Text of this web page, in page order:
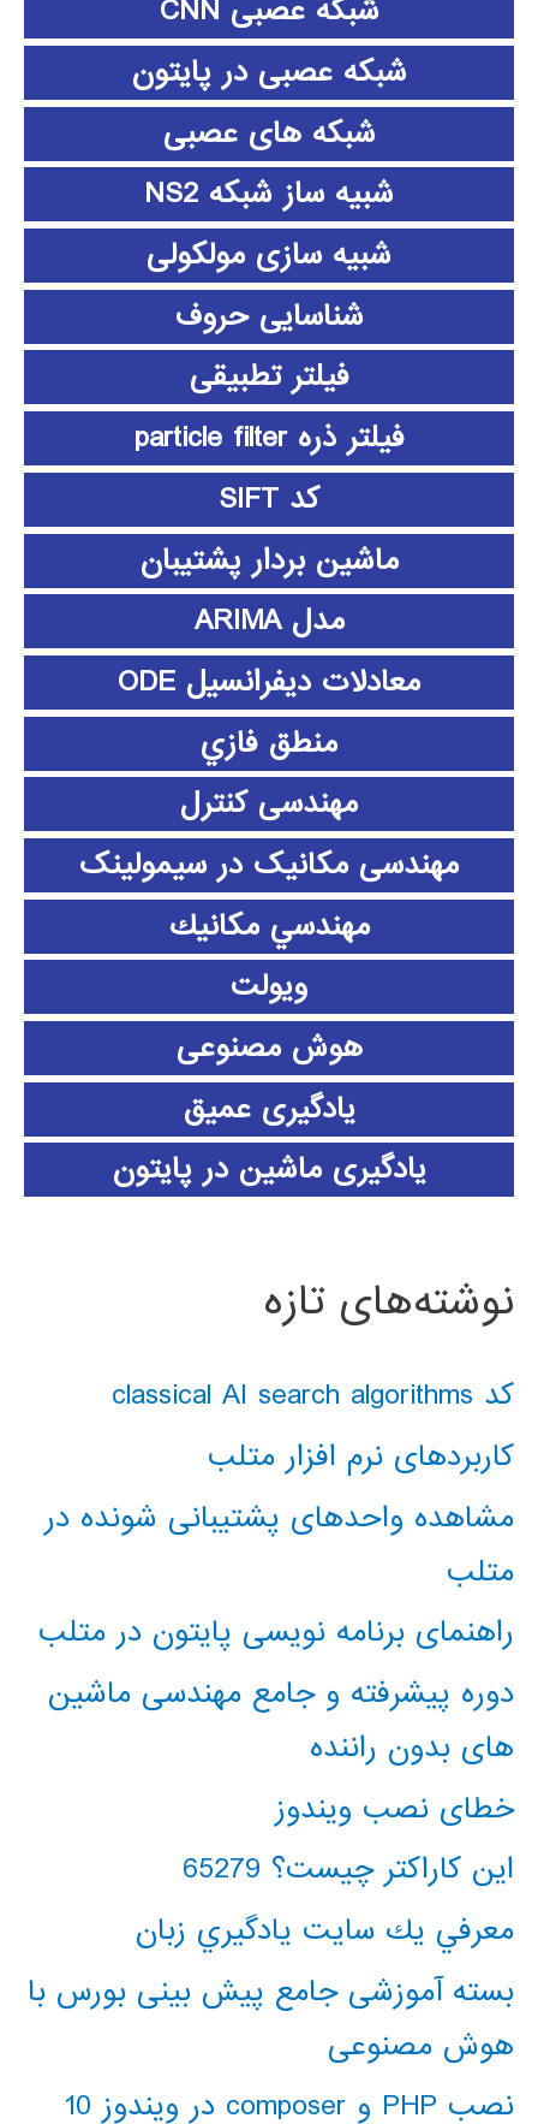
شبکه عصبی CNN
شبکه عصبی در پایتون
شبکه های عصبی
شبیه ساز شبکه NS2
شبیه سازی مولکولی
شناسایی حروف
فیلتر تطبیقی
فیلتر ذره particle filter
کد SIFT
ماشین بردار پشتیبان
مدل ARIMA
معادلات دیفرانسیل ODE
منطق فازي
مهندسی کنترل
مهندسی مکانیک در سیمولینک
مهندسي مكانيك
ویولت
هوش مصنوعی
یادگیری عمیق
یادگیری ماشین در پایتون
نوشته‌های تازه
کد classical AI search algorithms
کاربردهای نرم افزار متلب
مشاهده واحدهای پشتیبانی شونده در
متلب
راهنمای برنامه نویسی پایتون در متلب
دوره پیشرفته و جامع مهندسی ماشین
های بدون راننده
خطای نصب ویندوز
این کاراکتر چیست؟ 65279
معرفي يك سايت يادگيري زبان
بسته آموزشی جامع پیش بینی بورس با
هوش مصنوعی
نصب PHP و composer در ویندوز 10